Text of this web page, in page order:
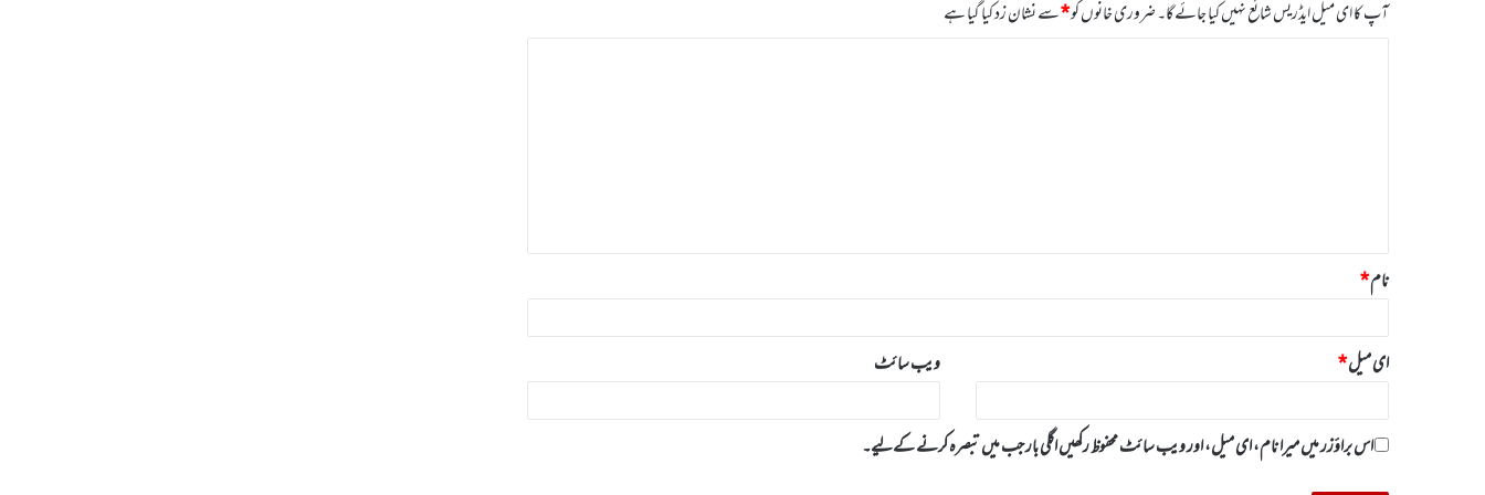
آپ کا ای میل ایڈریس شائع نہیں کیا جائے گا۔ضروری خانوں کو*سے نشان زد کیا گیا ہے
نام*
ای میل* ویب‌ سائٹ
اس براؤزر میں میرا نام، ای میل، اور ویب سائٹ محفوظ رکھیں اگلی بار جب میں تبصرہ کرنے کےلیے۔